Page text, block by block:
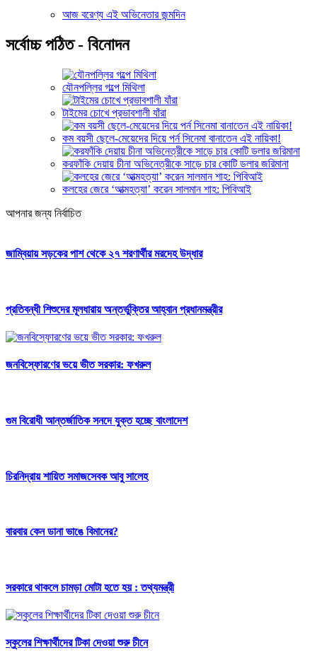
আজ বরেণ্য এই অভিনেতার জন্মদিন
সর্বোচ্চ পঠিত - বিনোদন
যৌনপল্লির গল্পে মিথিলা
টাইমের চোখে প্রভাবশালী যাঁরা
কম বয়সী ছেলে-মেয়েদের দিয়ে পর্ন সিনেমা বানাতেন এই নায়িকা!
করফাঁকি দেয়ায় চীনা অভিনেত্রীকে সাড়ে চার কোটি ডলার জরিমানা
কলহের জেরে ‘আত্মহত্যা’ করেন সালমান শাহ: পিবিআই
আপনার জন্য নির্বাচিত
জাম্বিয়ায় সড়কের পাশ থেকে ২৭ শরণার্থীর মরদেহ উদ্ধার
প্রতিবন্ধী শিশুদের মূলধারায় অন্তর্ভুক্তির আহ্বান প্রধানমন্ত্রীর
জনবিস্ফোরণের ভয়ে ভীত সরকার: ফখরুল
গুম বিরোধী আন্তর্জাতিক সনদে যুক্ত হচ্ছে বাংলাদেশ
চিরনিদ্রায় শায়িত সমাজসেবক আবু সালেহ
বারবার কেন ডানা ভাঙে বিমানের?
সরকারে থাকলে চামড়া মোটা হতে হয় : তথ্যমন্ত্রী
স্কুলের শিক্ষার্থীদের টিকা দেওয়া শুরু চীনে